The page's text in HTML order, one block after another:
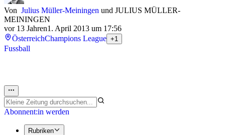
Von Julius Müller-Meiningen und JULIUS MÜLLER-
MEININGEN
vor 13 Jahren1. April 2013 um 17:56
ÖsterreichChampions League +1
Fussball
Abonnent:in werden
Rubriken